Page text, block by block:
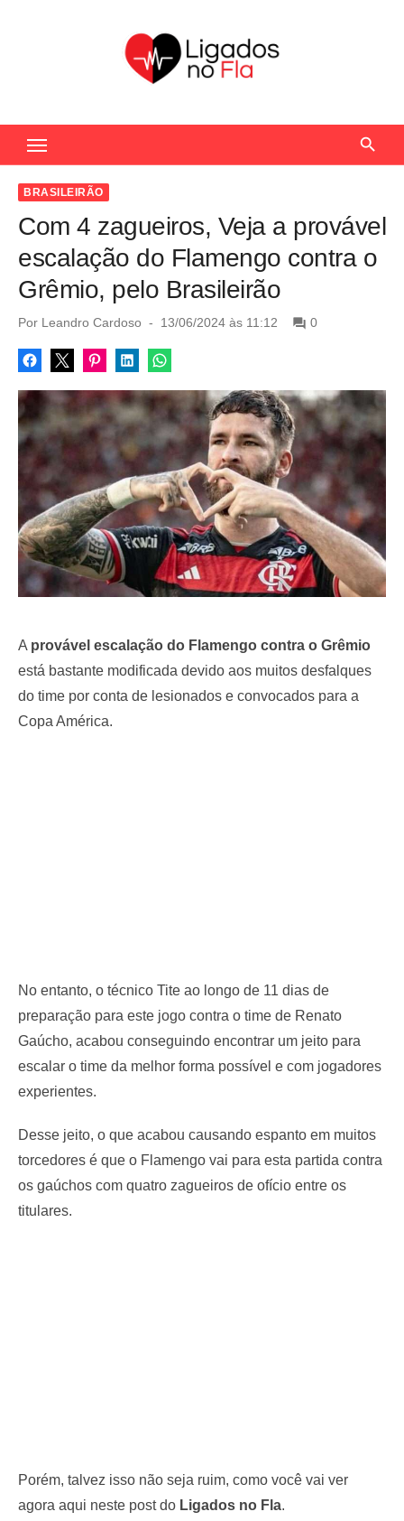
c
BRASILEIRÃO
Com 4 zagueiros, Veja a provável
escalação do Flamengo contra o
Grêmio, pelo Brasileirão
Por Leandro Cardoso
P
s
t
d
13/06/2024 às 11:12 0
A provável escalação do Flamengo contra o Grêmio
está bastante modificada devido aos muitos desfalques
do time por conta de lesionados e convocados para a
Copa América.
No entanto, o técnico Tite ao longo de 11 dias de
preparação para este jogo contra o time de Renato
Gaúcho, acabou conseguindo encontrar um jeito para
escalar o time da melhor forma possível e com jogadores
experientes.
Desse jeito, o que acabou causando espanto em muitos
torcedores é que o Flamengo vai para esta partida contra
os gaúchos com quatro zagueiros de ofício entre os
titulares.
Porém, talvez isso não seja ruim, como você vai ver
agora aqui neste post do Ligados no Fla.